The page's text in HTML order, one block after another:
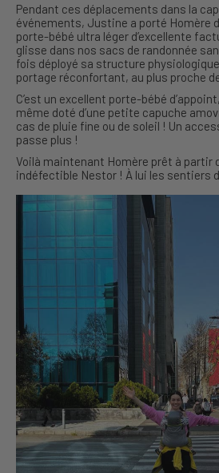
Pendant ces déplacements dans la
événements, Justine a porté Homère
porte-bébé ultra léger d’excellente
glisse dans nos sacs de randonnée
fois déployé sa structure
portage réconfortant, au plus proche
C’est un excellent porte-bébé
même doté d’une petite capuche
cas de pluie fine ou de soleil ! Un
passe plus !
Voilà maintenant Homère prêt à partir
indéfectible Nestor ! À lui les sentiers